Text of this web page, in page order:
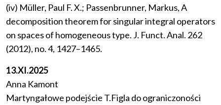
(iv) Müller, Paul F. X.; Passenbrunner, Markus, A
decomposition theorem for singular integral operators
on spaces of homogeneous type. J. Funct. Anal. 262
(2012), no. 4, 1427–1465.
13.XI.2025
Anna Kamont
Martyngałowe podejście T.Figla do ograniczoności